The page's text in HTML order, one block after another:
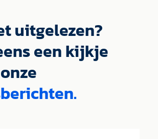
uitgelezen?
een kijkje